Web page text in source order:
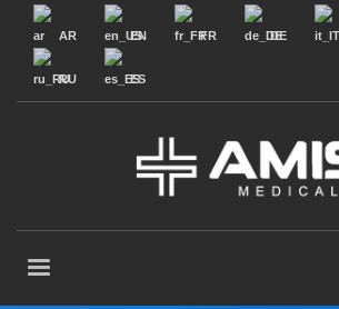
AR EN FR DE
RU ES